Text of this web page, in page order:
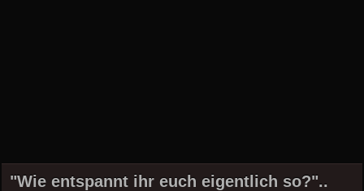
"Wie entspannt ihr euch eigentlich so?"..